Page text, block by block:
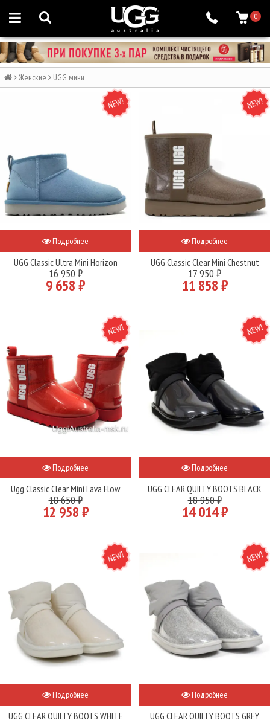
0
Женские
UGG мини
NEW
Подробнее
UGG Classic Ultra Mini Horizon
16 950 ₽
9 658 ₽
NEW
Подробнее
UGG Classic Clear Mini Chestnut
17 950 ₽
11 858 ₽
NEW
Подробнее
Ugg Classic Clear Mini Lava Flow
18 650 ₽
12 958 ₽
NEW
Подробнее
UGG CLEAR QUILTY BOOTS BLACK
18 950 ₽
14 014 ₽
NEW
Подробнее
UGG CLEAR QUILTY BOOTS WHITE
NEW
Подробнее
UGG CLEAR QUILTY BOOTS GREY